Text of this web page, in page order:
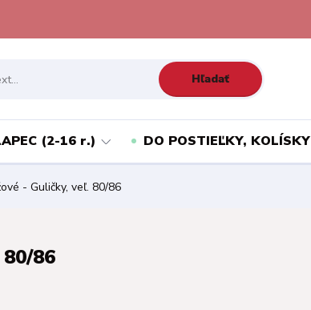
Hľadať
(2-16 r.) DO POSTIEĽKY, KOLÍSKY
- Guličky, veľ. 80/86
86